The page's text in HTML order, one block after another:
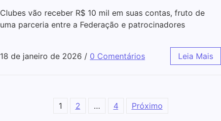
Clubes vão receber R$ 10 mil em suas contas, fruto de
uma parceria entre a Federação e patrocinadores
18 de janeiro de 2026 / 0 Comentários Leia Mais
1 2 … 4 Próximo